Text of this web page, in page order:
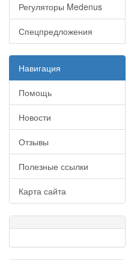
Регуляторы Medenus
Спецпредложения
Навигация
Помощь
Новости
Отзывы
Полезные ссылки
Карта сайта